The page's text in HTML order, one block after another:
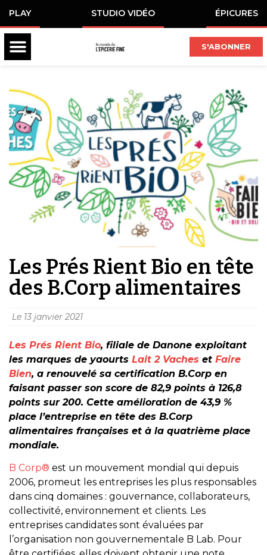
PLAY STUDIO VIDÉO ÉPICURES
S'ABONNER
Les Prés Rient Bio en tête
des B.Corp alimentaires
Le 13 janvier 2021
Les Prés Rient Bio, filiale de Danone exploitant
les marques de yaourts Lait 2 Vaches et Faire
Bien, a renouvelé sa certification B.Corp en
faisant passer son score de 82,9 points à 126,8
points sur 200. Cette amélioration de 43,9 %
place l’entreprise en tête des B.Corp
alimentaires françaises et à la quatrième place
mondiale.
B Corp® est un mouvement mondial qui depuis
2006, promeut les entreprises les plus responsables
dans cinq domaines : gouvernance, collaborateurs,
collectivité, environnement et clients. Les
entreprises candidates sont évaluées par
l’organisation non gouvernementale B Lab. Pour